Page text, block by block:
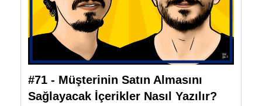
#71 - Müşterinin Satın Almasını
Sağlayacak İçerikler Nasıl Yazılır?